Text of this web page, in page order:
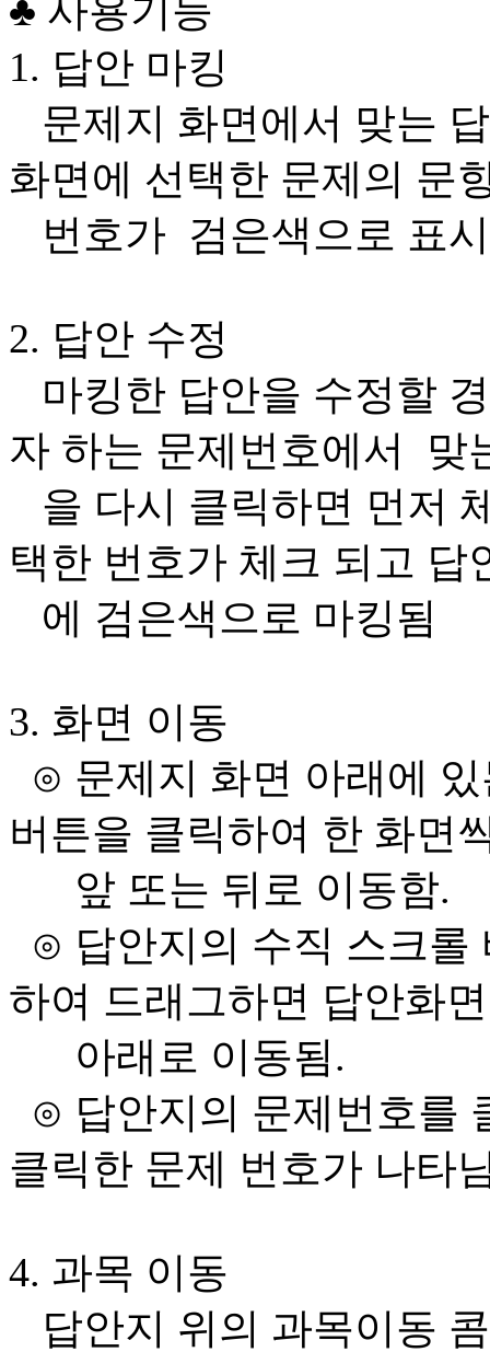
♣ 사용기능
1. 답안 마킹
문제지 화면에서 맞는
화면에 선택한 문제의 문
번호가 검은색으로 표
2. 답안 수정
마킹한 답안을 수정할
자 하는 문제번호에서 맞
을 다시 클릭하면 먼저
택한 번호가 체크 되고 답
에 검은색으로 마킹됨
3. 화면 이동
⊙ 문제지 화면 아래에
버튼을 클릭하여 한 화면
앞 또는 뒤로 이동함.
⊙ 답안지의 수직 스크롤
하여 드래그하면 답안화
아래로 이동됨.
⊙ 답안지의 문제번호를
클릭한 문제 번호가 나타
4. 과목 이동
답안지 위의 과목이동